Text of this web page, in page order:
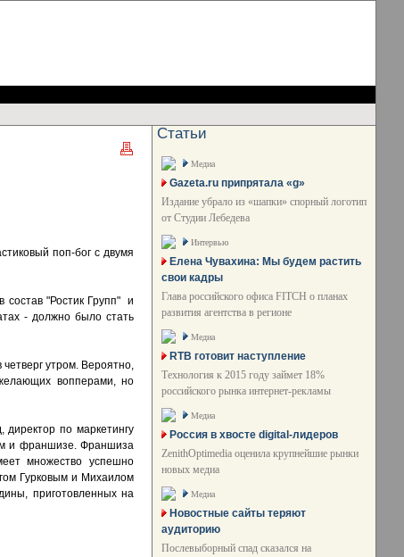
поп-бог с двумя
состав "Ростик Групп" и
- должно было стать
утром. Вероятно,
вопперами, но
по маркетингу
и франшизе. Франшиза
множество успешно
Гурковым и Михаилом
приготовленных на
Статьи
Медиа
Gazeta.ru припрятала «g»
Издание убрало из «шапки» спорный логотип
от Студии Лебедева
Интервью
Елена Чувахина: Мы будем растить
свои кадры
Глава российского офиса FITCH о планах
развития агентства в регионе
Медиа
RTB готовит наступление
Технология к 2015 году займет 18%
российского рынка интернет-рекламы
Медиа
Россия в хвосте digital-лидеров
ZenithOptimedia оценила крупнейшие рынки
новых медиа
Медиа
Новостные сайты теряют
аудиторию
Послевыборный спад сказался на